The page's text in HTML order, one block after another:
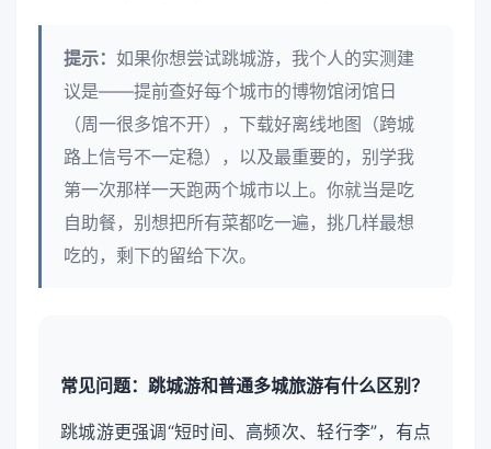
提示： 如果你想尝试跳城游，我个人的实测建
议是——提前查好每个城市的博物馆闭馆日
（周一很多馆不开），下载好离线地图（跨城
路上信号不一定稳），以及最重要的，别学我
第一次那样一天跑两个城市以上。你就当是吃
自助餐，别想把所有菜都吃一遍，挑几样最想
吃的，剩下的留给下次。
常见问题：跳城游和普通多城旅游有什么区别？
跳城游更强调“短时间、高频次、轻行李”，有点